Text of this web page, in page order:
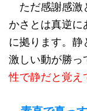
ただ感謝感激
かさとは真逆に
に拠ります。静
激しい動が勝っ
性で静だと覚え